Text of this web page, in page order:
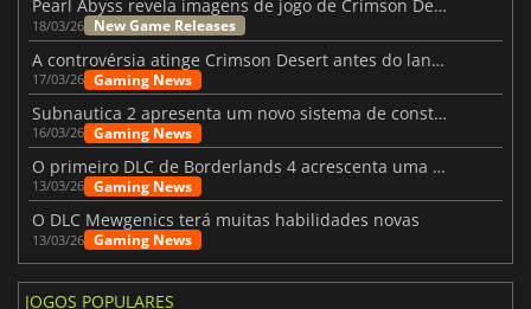
Pearl Abyss revela imagens de jogo de Crimson Desert para a PS5
18/03/26 New Game Releases
A controvérsia atinge Crimson Desert antes do lançamento
17/03/26 Gaming News
Subnautica 2 apresenta um novo sistema de construção de bases
16/03/26 Gaming News
O primeiro DLC de Borderlands 4 acrescenta uma nova personagem e muito mais
13/03/26 Gaming News
O DLC Mewgenics terá muitas habilidades novas
13/03/26 Gaming News
JOGOS POPULARES